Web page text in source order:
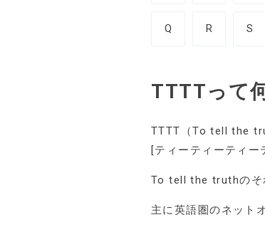
Q R S
TTTTって
TTTT（To tell the
[ティーティーティー
To tell the truthのそ
主に英語圏のネット